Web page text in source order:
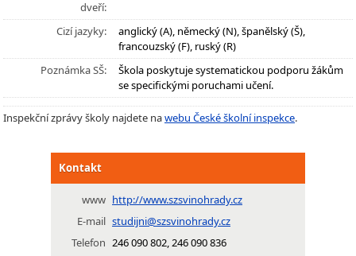
dveří:
Cizí jazyky:
anglický (A), německý (N), španělský (Š),
francouzský (F), ruský (R)
Poznámka SŠ:
Škola poskytuje systematickou podporu žákům
se specifickými poruchami učení.
Inspekční zprávy školy najdete nawebu České školní inspekce.
Kontakt
www http://www.szsvinohrady.cz
E-mail studijni@szsvinohrady.cz
Telefon 246 090 802, 246 090 836